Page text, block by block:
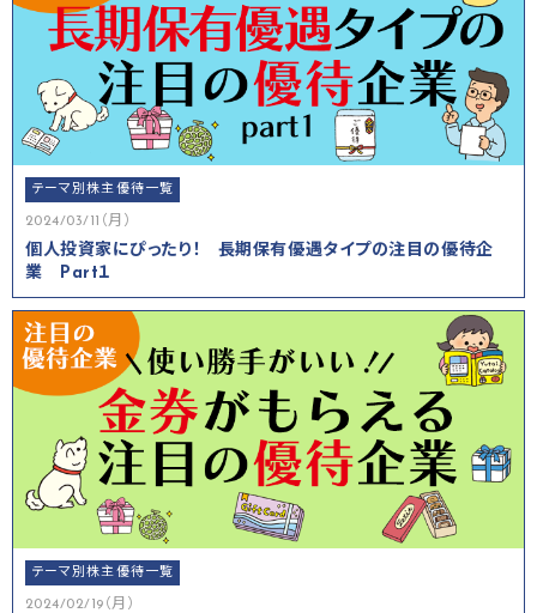
テーマ別株主優待一覧
2024/03/11（月）
個人投資家にぴったり！ 長期保有優遇タイプの注目の優待企
業 Part１
テーマ別株主優待一覧
2024/02/19（月）